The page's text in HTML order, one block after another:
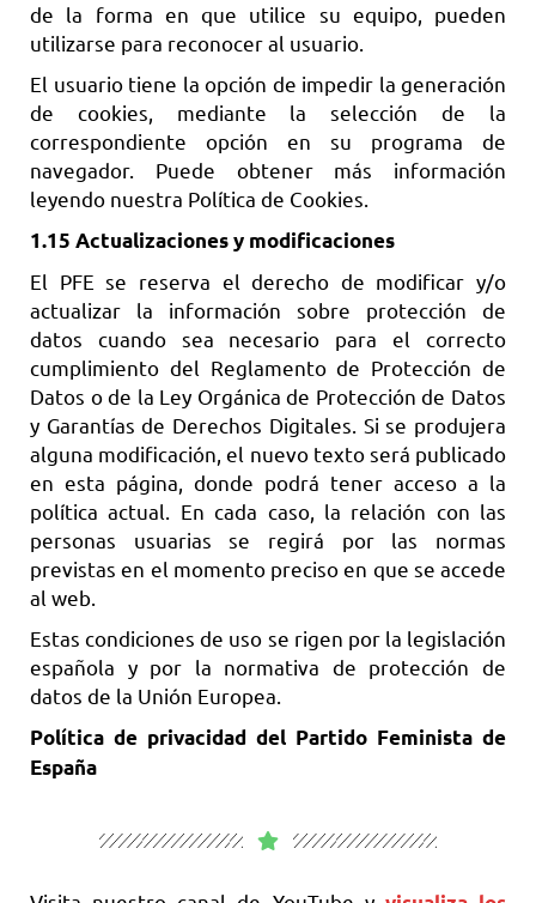
de la forma en que utilice su equipo, pueden
utilizarse para reconocer al usuario.
El usuario tiene la opción de impedir la generación
de cookies, mediante la selección de la
correspondiente opción en su programa de
navegador. Puede obtener más información
leyendo nuestra Política de Cookies.
1.15 Actualizaciones y modificaciones
El PFE se reserva el derecho de modificar y/o
actualizar la información sobre protección de
datos cuando sea necesario para el correcto
cumplimiento del Reglamento de Protección de
Datos o de la Ley Orgánica de Protección de Datos
y Garantías de Derechos Digitales. Si se produjera
alguna modificación, el nuevo texto será publicado
en esta página, donde podrá tener acceso a la
política actual. En cada caso, la relación con las
personas usuarias se regirá por las normas
previstas en el momento preciso en que se accede
al web.
Estas condiciones de uso se rigen por la legislación
española y por la normativa de protección de
datos de la Unión Europea.
Política de privacidad del Partido Feminista de
España